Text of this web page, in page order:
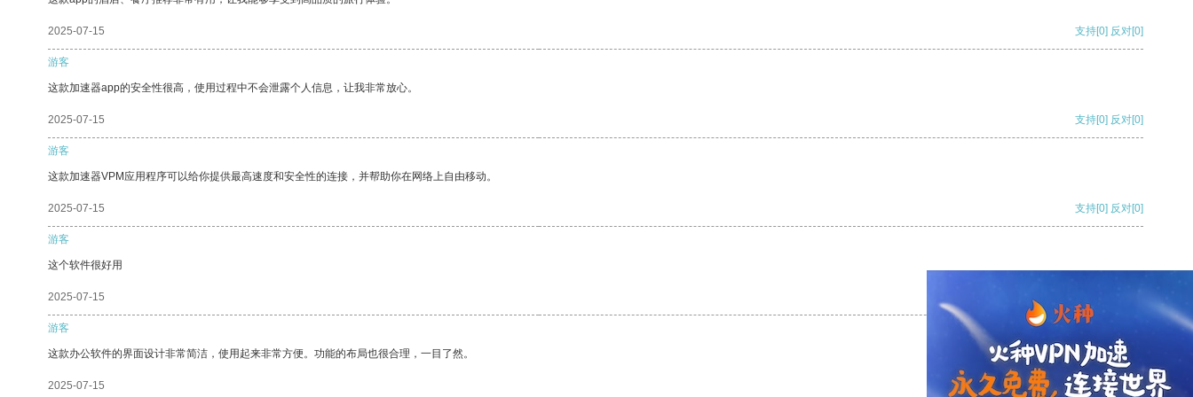
2025-07-15 支持[0] 反对[0]
游客
这款加速器app的安全性很高，使用过程中不会泄露个人信息，让我非常放心。
2025-07-15 支持[0] 反对[0]
游客
这款加速器VPM应用程序可以给你提供最高速度和安全性的连接，并帮助你在网络上自由移动。
2025-07-15 支持[0] 反对[0]
游客
这个软件很好用
2025-07-15
游客
这款办公软件的界面设计非常简洁，使用起来非常方便。功能的布局也很合理，一目了然。
2025-07-15 支持 [0] 反对[0]